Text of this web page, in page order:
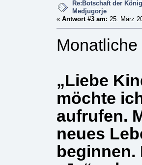
Re:Botschaft der
Medjugorje
« Antwort #3 am: 25. März
„Liebe
möchte
aufrufen.
neues